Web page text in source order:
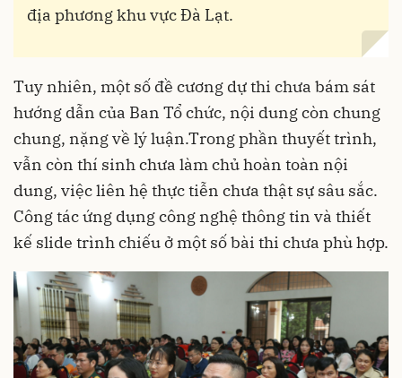
địa phương khu vực Đà Lạt.
Tuy nhiên, một số đề cương dự thi chưa bám sát
hướng dẫn của Ban Tổ chức, nội dung còn chung
chung, nặng về lý luận.Trong phần thuyết trình,
vẫn còn thí sinh chưa làm chủ hoàn toàn nội
dung, việc liên hệ thực tiễn chưa thật sự sâu sắc.
Công tác ứng dụng công nghệ thông tin và thiết
kế slide trình chiếu ở một số bài thi chưa phù hợp.